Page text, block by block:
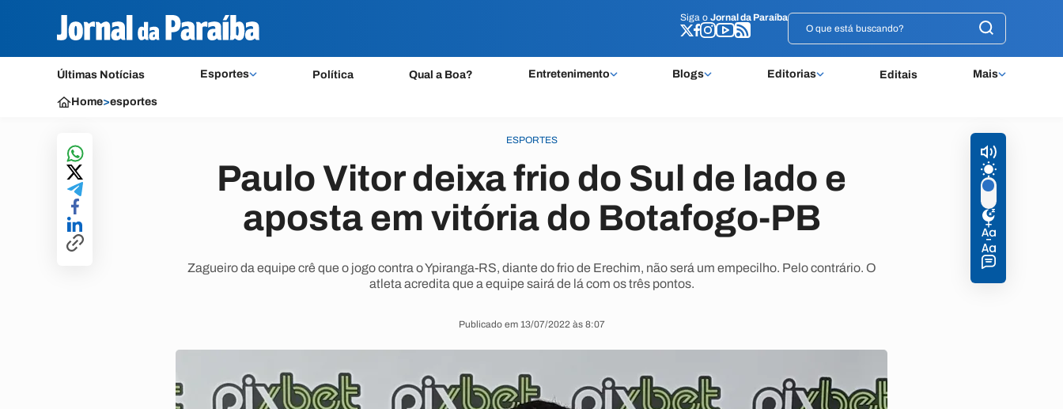
Siga o Jornal da Paraíba
Últimas Notícias Esportes Política Qual a Boa? Entretenimento Blogs Editorias Editais Mais
Siga o Jornal da Paraíba
Home>esportes
ESPORTES
Paulo Vitor deixa frio do Sul de lado e
aposta em vitória do Botafogo-PB
Zagueiro da equipe crê que o jogo contra o Ypiranga-RS, diante do frio de Erechim, não será um empecilho. Pelo contrário. O
atleta acredita que a equipe sairá de lá com os três pontos.
Publicado em 13/07/2022 às 8:07